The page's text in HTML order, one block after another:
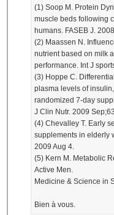
(1) Soop M. Protein
muscle beds following
humans. FASEB J.
(2) Maassen N.
nutrient based on milk
performance. Int J
(3) Hoppe C.
plasma levels of
randomized 7-day
J Clin Nutr. 2009
(4) Chevalley T. Early
supplements in elderly
2009 Aug 4.
(5) Kern M. Metabolic
Active Men.
Medicine & Science in
Bien à vous.